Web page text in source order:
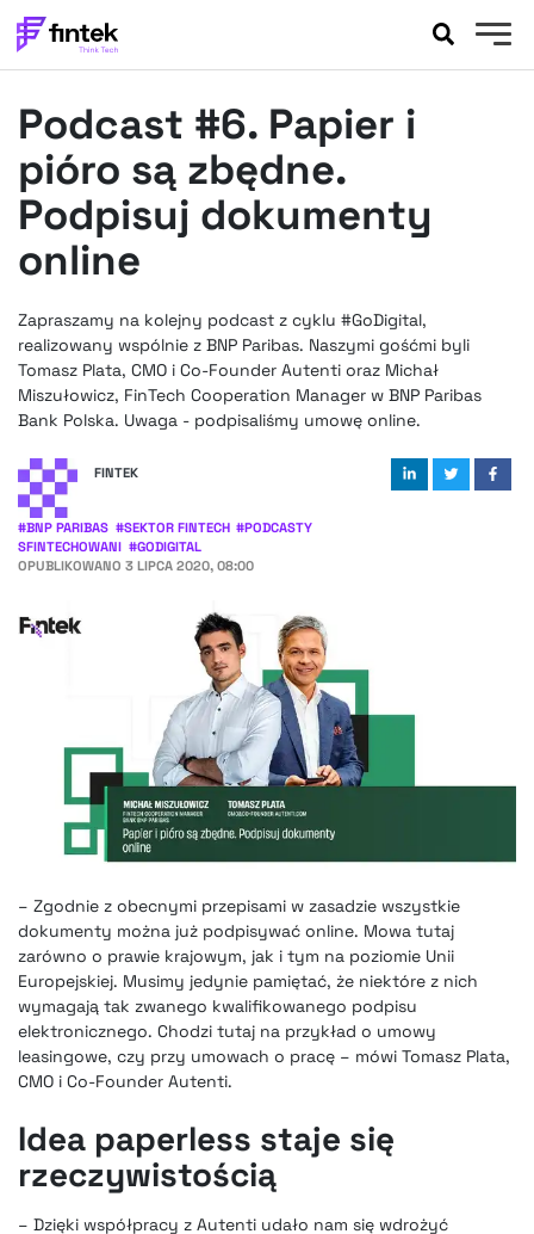
BANKOWOŚĆ
EVENTY
FELIETONY
WYWIADY
LEGAL
FINTEKEXTRA
OKIEM EKSPERTA
Podcast #6. Papier i
pióro są zbędne.
Podpisuj dokumenty
online
Zapraszamy na kolejny podcast z cyklu #GoDigital,
realizowany wspólnie z BNP Paribas. Naszymi gośćmi byli
Tomasz Plata, CMO i Co-Founder Autenti oraz Michał
Miszułowicz, FinTech Cooperation Manager w BNP Paribas
Bank Polska. Uwaga - podpisaliśmy umowę online.
FINTEK
#BNP PARIBAS #SEKTOR FINTECH #PODCASTY
SFINTECHOWANI #GODIGITAL
OPUBLIKOWANO 3 LIPCA 2020, 08:00
– Zgodnie z obecnymi przepisami w zasadzie wszystkie
dokumenty można już podpisywać online. Mowa tutaj
zarówno o prawie krajowym, jak i tym na poziomie Unii
Europejskiej. Musimy jedynie pamiętać, że niektóre z nich
wymagają tak zwanego kwalifikowanego podpisu
elektronicznego. Chodzi tutaj na przykład o umowy
leasingowe, czy przy umowach o pracę – mówi Tomasz Plata,
CMO i Co-Founder Autenti.
Idea paperless staje się
rzeczywistością
– Dzięki współpracy z Autenti udało nam się wdrożyć